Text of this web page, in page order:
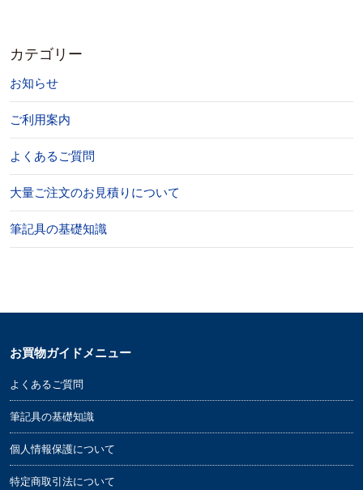
カテゴリー
お知らせ
ご利用案内
よくあるご質問
大量ご注文のお見積りについて
筆記具の基礎知識
お買物ガイドメニュー
よくあるご質問
筆記具の基礎知識
個人情報保護について
特定商取引法について